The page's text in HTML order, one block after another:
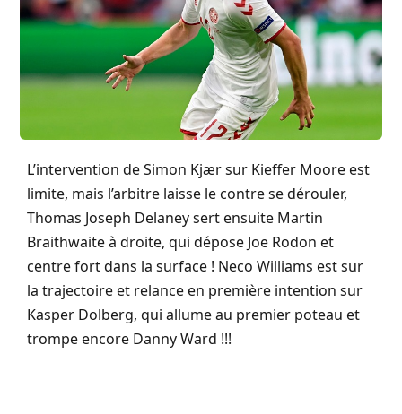
L’intervention de Simon Kjær sur Kieffer Moore est
limite, mais l’arbitre laisse le contre se dérouler,
Thomas Joseph Delaney sert ensuite Martin
Braithwaite à droite, qui dépose Joe Rodon et
centre fort dans la surface ! Neco Williams est sur
la trajectoire et relance en première intention sur
Kasper Dolberg, qui allume au premier poteau et
trompe encore Danny Ward !!!